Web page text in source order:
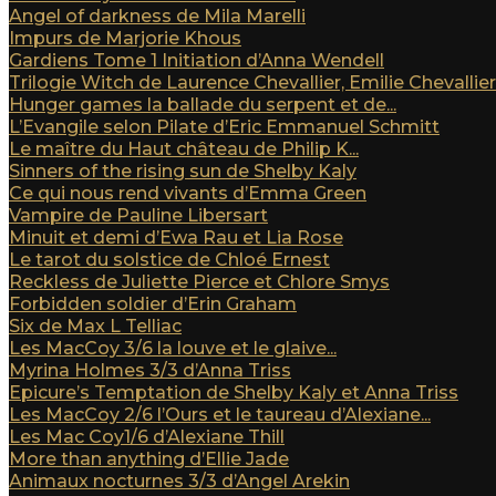
Angel of darkness de Mila Marelli
Impurs de Marjorie Khous
Gardiens Tome 1 Initiation d’Anna Wendell
Trilogie Witch de Laurence Chevallier, Emilie Chevallier
Hunger games la ballade du serpent et de...
L’Evangile selon Pilate d’Eric Emmanuel Schmitt
Le maître du Haut château de Philip K...
Sinners of the rising sun de Shelby Kaly
Ce qui nous rend vivants d’Emma Green
Vampire de Pauline Libersart
Minuit et demi d’Ewa Rau et Lia Rose
Le tarot du solstice de Chloé Ernest
Reckless de Juliette Pierce et Chlore Smys
Forbidden soldier d’Erin Graham
Six de Max L Telliac
Les MacCoy 3/6 la louve et le glaive...
Myrina Holmes 3/3 d’Anna Triss
Epicure’s Temptation de Shelby Kaly et Anna Triss
Les MacCoy 2/6 l’Ours et le taureau d’Alexiane...
Les Mac Coy1/6 d’Alexiane Thill
More than anything d’Ellie Jade
Animaux nocturnes 3/3 d’Angel Arekin